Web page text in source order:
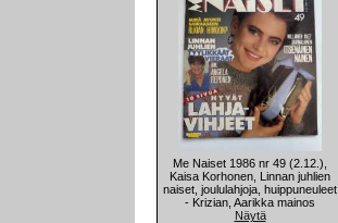
Me Naiset 1986 nr 49 (2.12.),
Kaisa Korhonen, Linnan juhlien
naiset, joululahjoja, huippuneuleet
- Krizian, Aarikka mainos
Näytä